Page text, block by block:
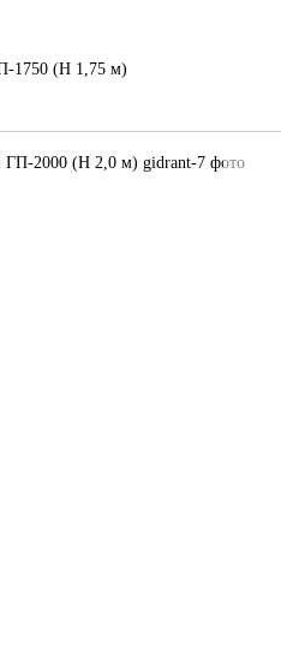
1750 (H 1,75 м)